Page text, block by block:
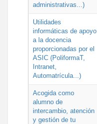
administrativas...)
Utilidades
informáticas de apoyo
a la docencia
proporcionadas por el
ASIC (PoliformaT,
Intranet,
Automatrícula...)
Acogida como
alumno de
intercambio, atención
y gestión de tu